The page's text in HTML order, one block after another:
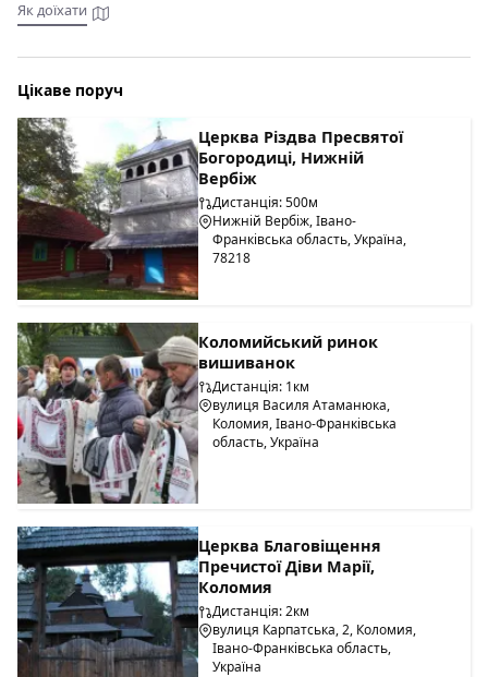
Як доїхати
Цікаве поруч
Церква Різдва Пресвятої
Богородиці, Нижній
Вербіж
Дистанція: 500м
Нижній Вербіж, Івано-
Франківська область, Україна,
78218
Коломийський ринок
вишиванок
Дистанція: 1км
вулиця Василя Атаманюка,
Коломия, Івано-Франківська
область, Україна
Церква Благовіщення
Пречистої Діви Марії,
Коломия
Дистанція: 2км
вулиця Карпатська, 2, Коломия,
Івано-Франківська область,
Україна